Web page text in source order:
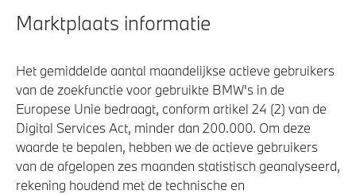
Marktplaats informatie
Het gemiddelde aantal maandelijkse actieve gebruikers
van de zoekfunctie voor gebruikte BMW's in de
Europese Unie bedraagt, conform artikel 24 (2) van de
Digital Services Act, minder dan 200.000. Om deze
waarde te bepalen, hebben we de actieve gebruikers
van de afgelopen zes maanden statistisch geanalyseerd,
rekening houdend met de technische en